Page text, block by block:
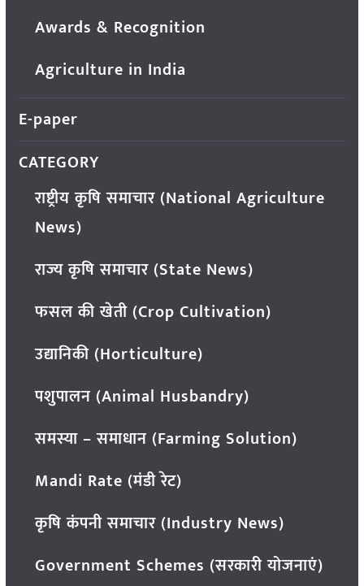
Awards & Recognition
Agriculture in India
E-paper
CATEGORY
राष्ट्रीय कृषि समाचार (National Agriculture
News)
राज्य कृषि समाचार (State News)
फसल की खेती (Crop Cultivation)
उद्यानिकी (Horticulture)
पशुपालन (Animal Husbandry)
समस्या – समाधान (Farming Solution)
Mandi Rate (मंडी रेट)
कृषि कंपनी समाचार (Industry News)
Government Schemes (सरकारी योजनाएं)